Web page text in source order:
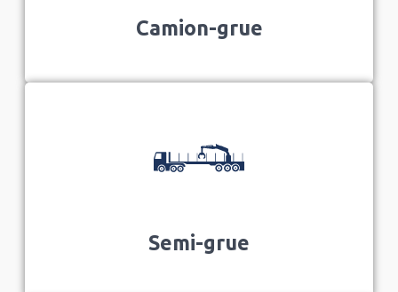
Camion-grue
Semi-grue